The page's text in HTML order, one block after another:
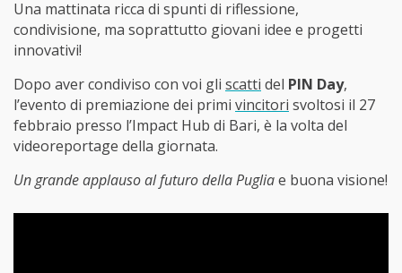
Una mattinata ricca di spunti di riflessione,
condivisione, ma soprattutto giovani idee e progetti
innovativi!
Dopo aver condiviso con voi gli scatti del PIN Day,
l’evento di premiazione dei primi vincitori svoltosi il 27
febbraio presso l’Impact Hub di Bari, è la volta del
videoreportage della giornata.
Un grande applauso al futuro della Pugliae buona visione!